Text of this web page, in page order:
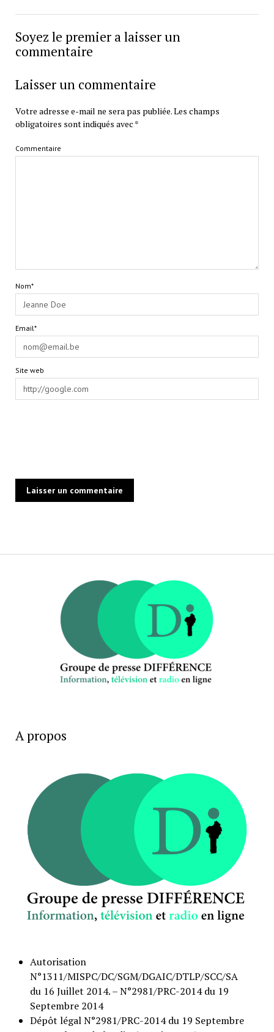
Soyez le premier a laisser un
commentaire
Laisser un commentaire
Votre adresse e-mail ne sera pas publiée.Les champs
obligatoires sont indiqués avec *
Commentaire
Nom*
Email*
Site web
A propos
Autorisation
N°1311/MISPC/DC/SGM/DGAIC/DTLP/SCC/SA
du 16 Juillet 2014. – N°2981/PRC-2014 du 19
Septembre 2014
Dépôt légal N°2981/PRC-2014 du 19 Septembre